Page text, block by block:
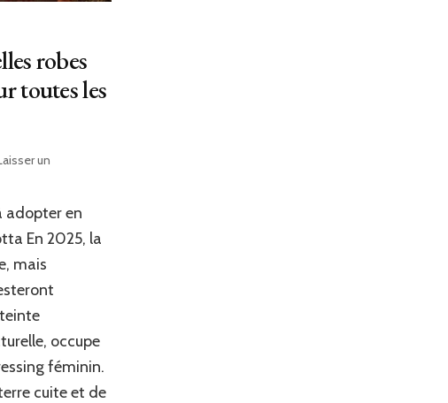
robes
toutes les
un
adopter en
En 2025, la
mais
occupe
féminin.
cuite et de